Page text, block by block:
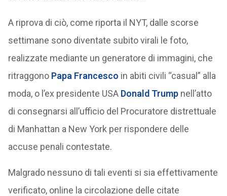
A riprova di ciò, come riporta il NYT, dalle scorse
settimane sono diventate subito virali le foto,
realizzate mediante un generatore di immagini, che
ritraggono Papa Francesco in abiti civili “casual” alla
moda, o l’ex presidente USA Donald Trumpnell’atto
di consegnarsi all’ufficio del Procuratore distrettuale
di Manhattan a New York per rispondere delle
accuse penali contestate.
Malgrado nessuno di tali eventi si sia effettivamente
verificato, online la circolazione delle citate